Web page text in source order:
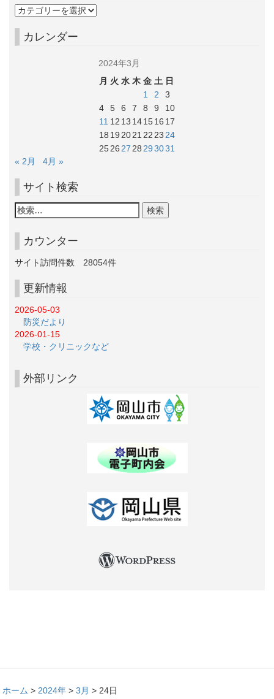
カレンダー
2024年3月
月 火 水 木 金 土 日
1
2
3
4
5 6 7 8 9
10
11 12 13 141516 17
18 19 2021 22 23 24
2526 27 28 293031
« 2月
4月 »
サイト検索
カウンター
サイト訪問件数 28054件
更新情報
2026-05-03
防災だより
2026-01-15
学校・クリニックなど
外部リンク
ホーム > 2024年 >3月 > 24日